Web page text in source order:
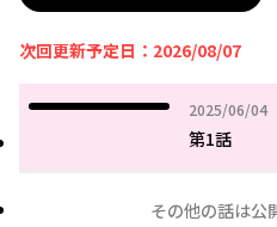
次回更新予定日：2026/08/07
2025/06/04
2025年06月
第1話
その他の話は公